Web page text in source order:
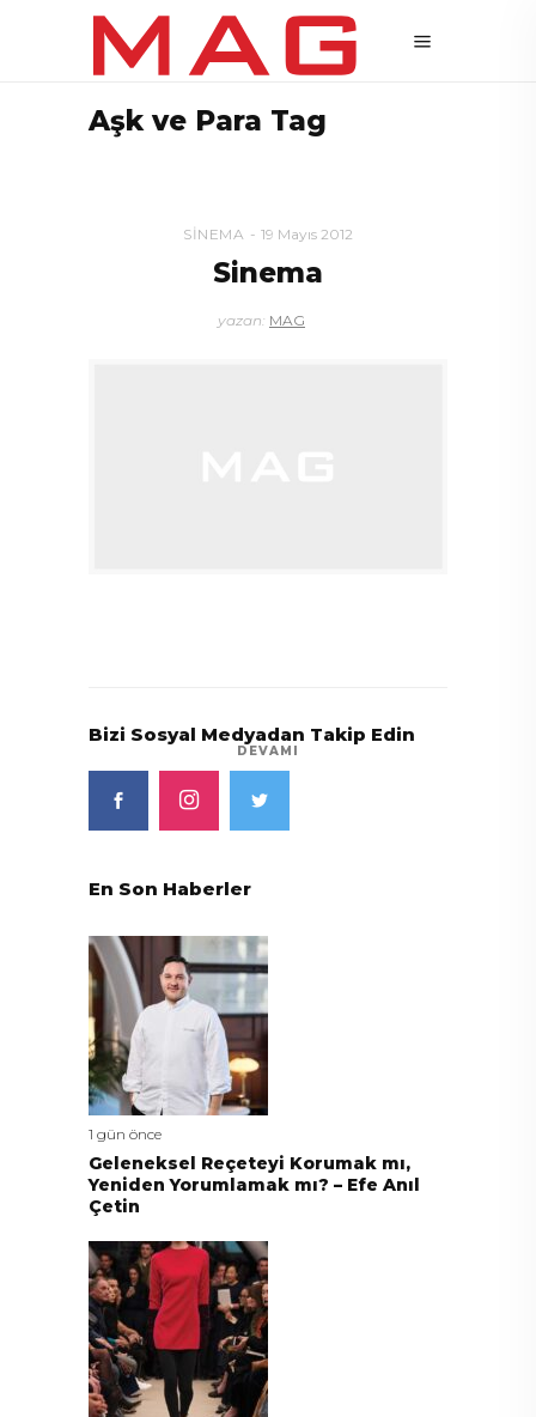
Aşk ve Para Tag
SINEMA 19 Mayıs 2012
Sinema
yazan: MAG
DEVAMI
Bizi Sosyal Medyadan Takip Edin
En Son Haberler
1 gün önce
Geleneksel Reçeteyi Korumak mı,
Yeniden Yorumlamak mı? – Efe Anıl
Çetin